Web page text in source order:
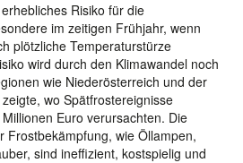
Risiko für die
im zeitigen Frühjahr, wenn
plötzliche Temperaturstürze
wird durch den Klimawandel noch
wie Niederösterreich und der
wo Spätfrostereignisse
Euro verursachten. Die
Frostbekämpfung, wie Öllampen,
sind ineffizient, kostspielig und